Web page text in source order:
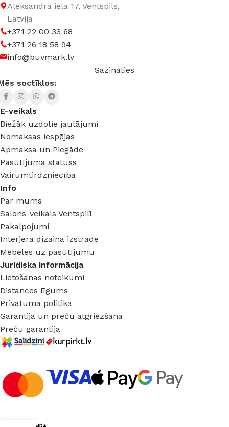
Aleksandra iela 17, Ventspils,
Latvija
+371 22 00 33 68
+371 26 18 58 94
info@buvmark.lv
Sazināties
soctīklos:
E-veikals
Biežāk uzdotie jautājumi
Nomaksas iespējas
Apmaksa un Piegāde
Pasūtījuma statuss
Vairumtirdzniecība
Info
Par mums
Salons-veikals Ventspilī
Pakalpojumi
Interjera dizaina izstrāde
Mēbeles uz pasūtījumu
Juridiska informācija
Lietošanas noteikumi
Distances līgums
Privātuma politika
Garantija un preču atgriezšana
Preču garantija